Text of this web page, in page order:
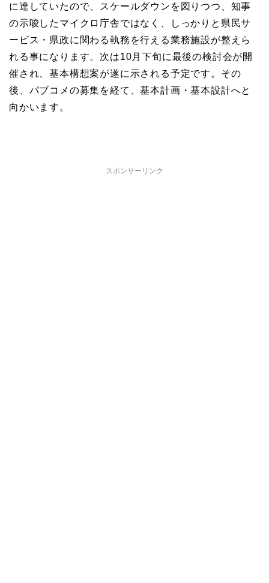
に達していたので、スケールダウンを図りつつ、知事
の示唆したマイクロ庁舎ではなく、しっかりと県民サ
ービス・県政に関わる執務を行える業務施設が整えら
れる事になります。次は10月下旬に最後の検討会が開
催され、基本構想案が遂に示される予定です。その
後、パブコメの募集を経て、基本計画・基本設計へと
向かいます。
スポンサーリンク